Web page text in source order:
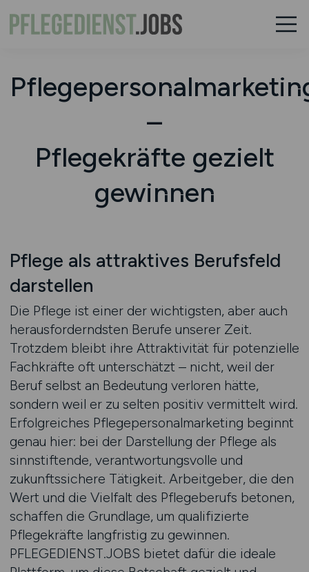
–
Pflegekräfte gezielt
gewinnen
Pflege als attraktives Berufsfeld
darstellen
Die Pflege ist einer der wichtigsten, aber auch
herausforderndsten Berufe unserer Zeit.
Trotzdem bleibt ihre Attraktivität für potenzielle
Fachkräfte oft unterschätzt – nicht, weil der
Beruf selbst an Bedeutung verloren hätte,
sondern weil er zu selten positiv vermittelt wird.
Erfolgreiches Pflegepersonalmarketing beginnt
genau hier: bei der Darstellung der Pflege als
sinnstiftende, verantwortungsvolle und
zukunftssichere Tätigkeit. Arbeitgeber, die den
Wert und die Vielfalt des Pflegeberufs betonen,
schaffen die Grundlage, um qualifizierte
Pflegekräfte langfristig zu gewinnen.
PFLEGEDIENST.JOBS bietet dafür die ideale